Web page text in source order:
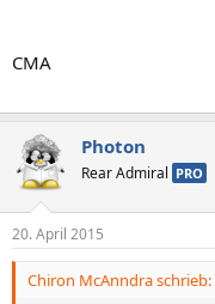
CMA
Photon
Rear Admiral PRO
20. April 2015
Chiron McAnndra schrieb: